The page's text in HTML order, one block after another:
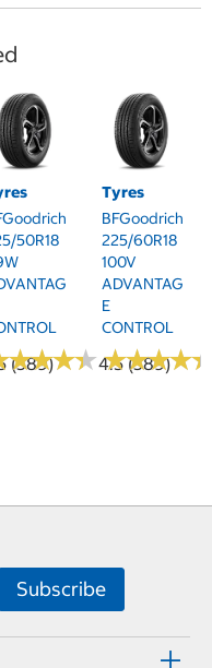
(389)
50R18
★★★★
★★★★4.5 (389)
Tyres
BFGoodrich
225/60R18
100V
ADVANTAG
E
CONTROL
★★★★
★★★★